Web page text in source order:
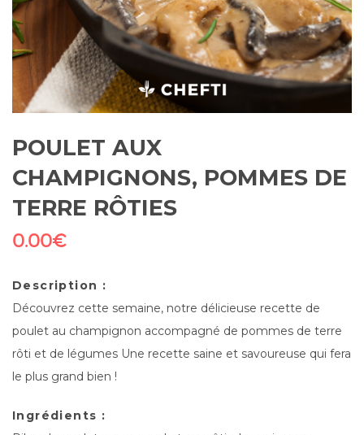
POULET AUX
CHAMPIGNONS, POMMES DE
TERRE RÔTIES
0.00€
Description :
Découvrez cette semaine, notre délicieuse recette de
poulet au champignon accompagné de pommes de terre
rôti et de légumes Une recette saine et savoureuse qui fera
le plus grand bien !
Ingrédients :